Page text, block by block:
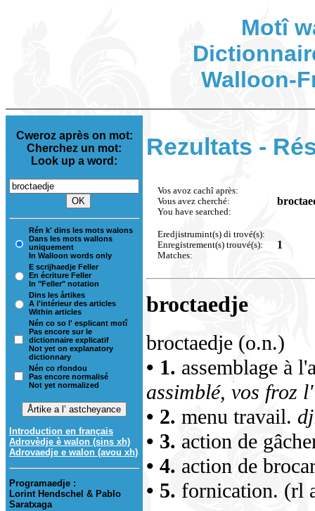
Motî
Walloon-
Cweroz après on mot:
Cherchez un mot:
Look up a word:
Rén k' dins les mots walons
Dans les mots wallons
uniquement
In Walloon words only
E scrijhaedje Feller
En écriture Feller
In "Feller" notation
Dins les årtikes
A l'intérieur des articles
Within articles
Nén co so l' esplicant motî
Pas encore sur le
dictionnaire explicatif
Not yet on explanatory
dictionnary
Nén co rfondou
Pas encore normalisé
Not yet normalized
Introduction en français
Adrovèdje è walon (sins xh)
Adrovaedje e walon (avou xh)
Programaedje :
Lorint Hendschel & Pablo
Saratxaga
Rezultats -
Vos avoz cachî après:
Vous avez cherché:
You have searched:
Eredjistrumint(s) di trové(s):
Enregistrement(s) trouvé(s):
Matches:
1
broctaedje
broctaedje (o.n.)
• 1. assemblage à
assimblé, vos froz
• 2. menu travail.
• 3. action de
• 4. action de
• 5. fornication. (rl